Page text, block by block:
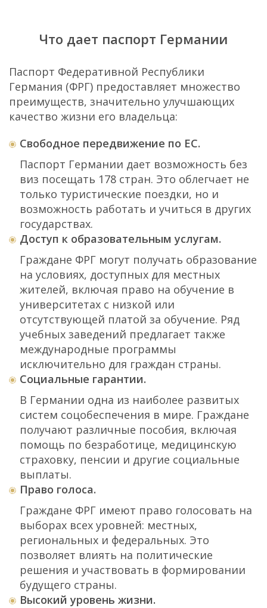
Что дает паспорт Германии
Паспорт Федеративной Республики
Германия (ФРГ) предоставляет множество
преимуществ, значительно улучшающих
качество жизни его владельца:
Свободное передвижение по ЕС.
Паспорт Германии дает возможность без
виз посещать 178 стран. Это облегчает не
только туристические поездки, но и
возможность работать и учиться в других
государствах.
Доступ к образовательным услугам.
Граждане ФРГ могут получать образование
на условиях, доступных для местных
жителей, включая право на обучение в
университетах с низкой или
отсутствующей платой за обучение. Ряд
учебных заведений предлагает также
международные программы
исключительно для граждан страны.
Социальные гарантии.
В Германии одна из наиболее развитых
систем соцобеспечения в мире. Граждане
получают различные пособия, включая
помощь по безработице, медицинскую
страховку, пенсии и другие социальные
выплаты.
Право голоса.
Граждане ФРГ имеют право голосовать на
выборах всех уровней: местных,
региональных и федеральных. Это
позволяет влиять на политические
решения и участвовать в формировании
будущего страны.
Высокий уровень жизни.